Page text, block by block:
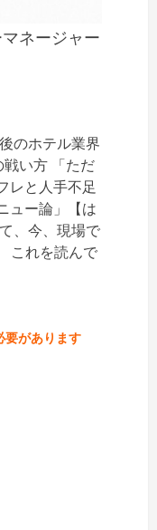
ネージャー
のホテル業界
い方 「ただ
レと人手不足
ュー論」【は
、今、現場で
これを読んで
要があります